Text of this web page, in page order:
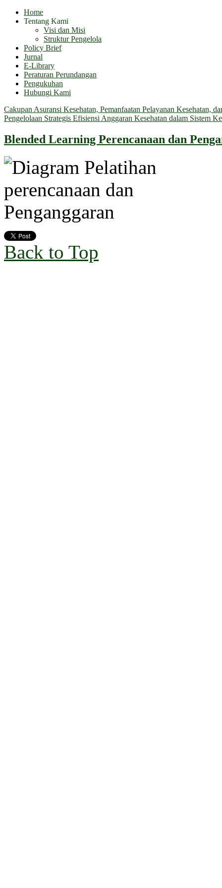
Home
Tentang Kami
Visi dan Misi
Struktur Pengelola
Policy Brief
Jurnal
E-Library
Peraturan Perundangan
Pengukuhan
Hubungi Kami
Cakupan Asuransi Kesehatan, Pemanfaatan Pelayanan Kesehatan,
Pengelolaan Strategis Efisiensi Anggaran Kesehatan dalam Sistem
Blended Learning Perencanaan dan
Back to Top